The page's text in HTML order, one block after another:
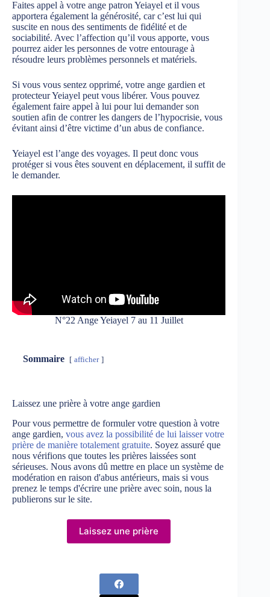
Faites appel à votre ange patron Yeiayel et il vous
apportera également la générosité, car c’est lui qui
suscite en nous des sentiments de fidélité et de
sociabilité. Avec l’affection qu’il vous apporte, vous
pourrez aider les personnes de votre entourage à
résoudre leurs problèmes personnels et matériels.
Si vous vous sentez opprimé, votre ange gardien et
protecteur Yeiayel peut vous libérer. Vous pouvez
également faire appel à lui pour lui demander son
soutien afin de contrer les dangers de l’hypocrisie, vous
évitant ainsi d’être victime d’un abus de confiance.
Yeiayel est l’ange des voyages. Il peut donc vous
protéger si vous êtes souvent en déplacement, il suffit de
le demander.
N°22 Ange Yeiayel 7 au 11 Juillet
Sommaire afficher
Laissez une prière à votre ange gardien
Pour vous permettre de formuler votre question à votre
ange gardien, vous avez la possibilité de lui laisser votre
prière de manière totalement gratuite. Soyez assuré que
nous vérifions que toutes les prières laissées sont
sérieuses. Nous avons dû mettre en place un système de
modération en raison d'abus antérieurs, mais si vous
prenez le temps d'écrire une prière avec soin, nous la
publierons sur le site.
Laissez une prière